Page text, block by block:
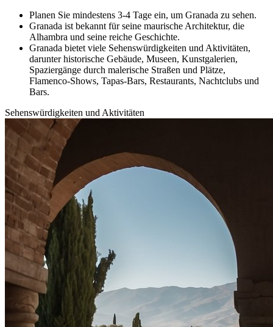
Planen Sie mindestens 3-4 Tage ein, um Granada zu sehen.
Granada ist bekannt für seine maurische Architektur, die
Alhambra und seine reiche Geschichte.
Granada bietet viele Sehenswürdigkeiten und Aktivitäten,
darunter historische Gebäude, Museen, Kunstgalerien,
Spaziergänge durch malerische Straßen und Plätze,
Flamenco-Shows, Tapas-Bars, Restaurants, Nachtclubs und
Bars.
Sehenswürdigkeiten und Aktivitäten